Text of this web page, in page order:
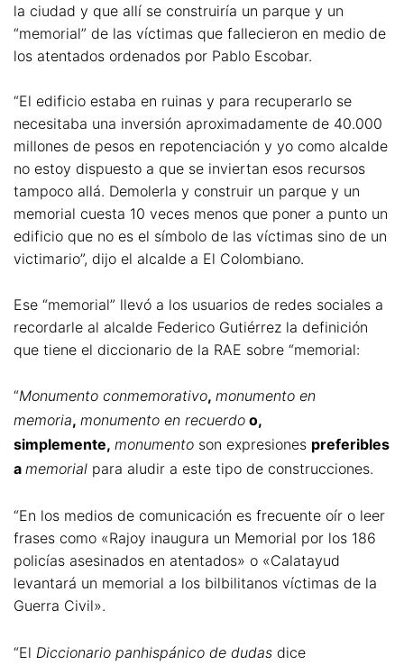
la ciudad y que allí se construiría un parque y un
“memorial” de las víctimas que fallecieron en medio de
los atentados ordenados por Pablo Escobar.
“El edificio estaba en ruinas y para recuperarlo se
necesitaba una inversión aproximadamente de 40.000
millones de pesos en repotenciación y yo como alcalde
no estoy dispuesto a que se inviertan esos recursos
tampoco allá. Demolerla y construir un parque y un
memorial cuesta 10 veces menos que poner a punto un
edificio que no es el símbolo de las víctimas sino de un
victimario”, dijo el alcalde a El Colombiano.
Ese “memorial” llevó a los usuarios de redes sociales a
recordarle al alcalde Federico Gutiérrez la definición
que tiene el diccionario de la RAE sobre “memorial:
“Monumento conmemorativo, monumento en
memoria, monumento en recuerdo o,
simplemente, monumento son expresiones preferibles
a memorial para aludir a este tipo de construcciones.
“En los medios de comunicación es frecuente oír o leer
frases como «Rajoy inaugura un Memorial por los 186
policías asesinados en atentados» o «Calatayud
levantará un memorial a los bilbilitanos víctimas de la
Guerra Civil».
“El Diccionario panhispánico de dudas dice